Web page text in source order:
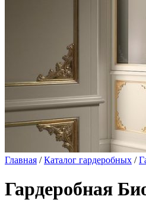
Главная /Каталог гардеробных /
Гардеробная